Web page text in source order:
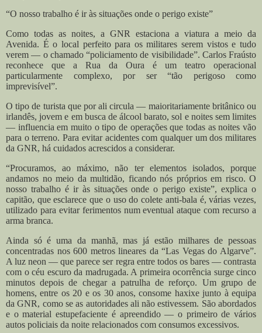
“O nosso trabalho é ir às situações onde o perigo existe”
Como todas as noites, a GNR estaciona a viatura a meio da
Avenida. É o local perfeito para os militares serem vistos e tudo
verem — o chamado “policiamento de visibilidade”. Carlos Fraústo
reconhece que a Rua da Oura é um teatro operacional
particularmente complexo, por ser “tão perigoso como
imprevisível”.
O tipo de turista que por ali circula — maioritariamente britânico ou
irlandês, jovem e em busca de álcool barato, sol e noites sem limites
— influencia em muito o tipo de operações que todas as noites vão
para o terreno. Para evitar acidentes com qualquer um dos militares
da GNR, há cuidados acrescidos a considerar.
“Procuramos, ao máximo, não ter elementos isolados, porque
andamos no meio da multidão, ficando nós próprios em risco. O
nosso trabalho é ir às situações onde o perigo existe”, explica o
capitão, que esclarece que o uso do colete anti-bala é, várias vezes,
utilizado para evitar ferimentos num eventual ataque com recurso a
arma branca.
Ainda só é uma da manhã, mas já estão milhares de pessoas
concentradas nos 600 metros lineares da “Las Vegas do Algarve”.
A luz neon — que parece ser regra entre todos os bares — contrasta
com o céu escuro da madrugada. A primeira ocorrência surge cinco
minutos depois de chegar a patrulha de reforço. Um grupo de
homens, entre os 20 e os 30 anos, consome haxixe junto à equipa
da GNR, como se as autoridades ali não estivessem. São abordados
e o material estupefaciente é apreendido — o primeiro de vários
autos policiais da noite relacionados com consumos excessivos.